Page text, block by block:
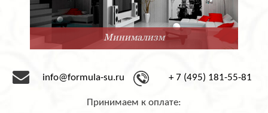
Минимализм
info@formula-su.ru + 7 (495) 181-55-81
Принимаем к оплате: